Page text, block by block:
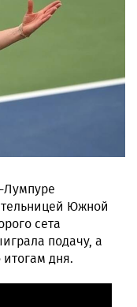
Лумпуре
Южной
сета
подачу, а
дня.